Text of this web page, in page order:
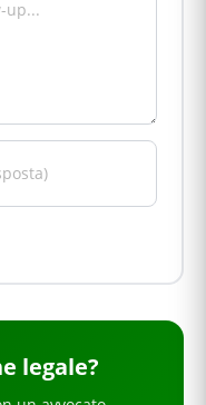
legale?